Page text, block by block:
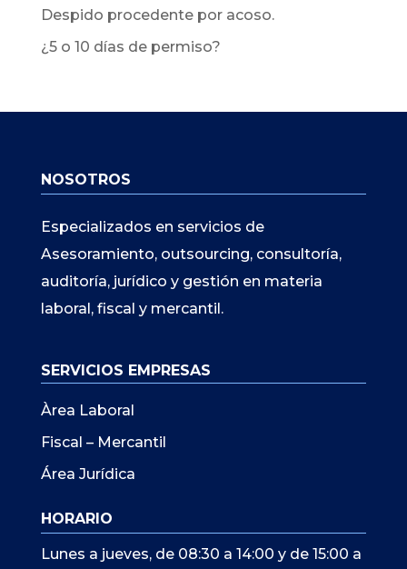
Despido procedente por acoso.
¿5 o 10 días de permiso?
NOSOTROS
Especializados en servicios de
Asesoramiento, outsourcing, consultoría,
auditoría, jurídico y gestión en materia
laboral, fiscal y mercantil.
SERVICIOS EMPRESAS
Àrea Laboral
Fiscal – Mercantil
Área Jurídica
HORARIO
Lunes a jueves, de 08:30 a 14:00 y de 15:00 a